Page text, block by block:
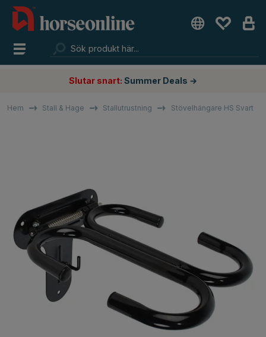
Slutar snart: Summer Deals →
Hem Stall & Hage Stallutrustning Stövelhängare HS Svart